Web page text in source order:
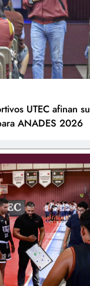
UTEC afinan su
ANADES 2026